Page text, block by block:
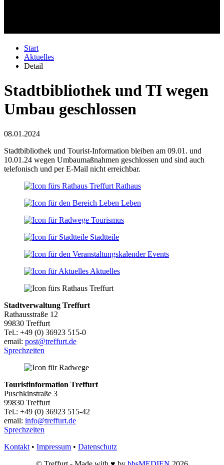
Start
Aktuelles
Detail
Stadtbibliothek und TI wegen
Umbau geschlossen
08.01.2024
Stadtbibliothek und Tourist-Information bleiben am 09.01. und
10.01.24 wegen Umbaumaßnahmen geschlossen und sind auch
telefonisch und per E-Mail nicht erreichbar.
Rathaus
Leben
Tourismus
Stadtteile
Events
Aktuelles
Stadtverwaltung Treffurt
Rathausstraße 12
99830 Treffurt
Tel.: +49 (0) 36923 515-0
email: post@treffurt.de
Sprechzeiten
Touristinformation Treffurt
Puschkinstraße 3
99830 Treffurt
Tel.: +49 (0) 36923 515-42
email: info@treffurt.de
Sprechzeiten
Kontakt • Impressum • Datenschutz